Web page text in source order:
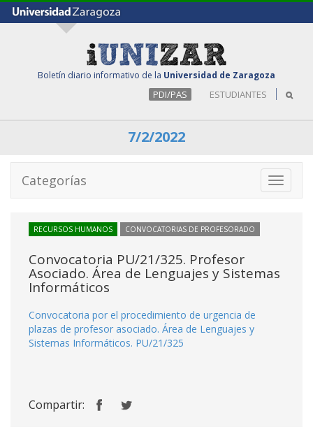
Boletín diario informativo de la Universidad de Zaragoza
PDI/PAS ESTUDIANTES
7/2/2022
Toggle
Categorías
RECURSOS HUMANOS CONVOCATORIAS DE PROFESORADO
Convocatoria PU/21/325. Profesor
Asociado. Área de Lenguajes y Sistemas
Informáticos
Convocatoria por el procedimiento de urgencia de
plazas de profesor asociado. Área de Lenguajes y
Sistemas Informáticos. PU/21/325
Compartir: